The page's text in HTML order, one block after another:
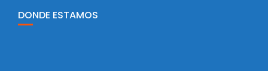
DONDE ESTAMOS